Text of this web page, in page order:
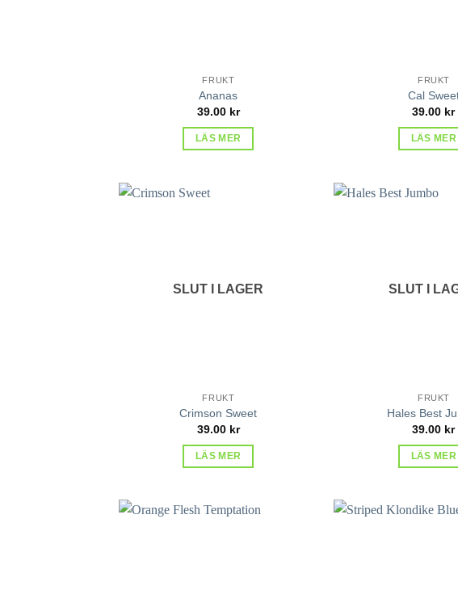
FRUKT
Ananas
39.00 kr
LÄS MER
FRUKT
Cal
39.00 kr
LÄS MER
SLUT I LAGER
FRUKT
Crimson Sweet
39.00 kr
LÄS MER
SLUT I
FRUKT
Hales Best
39.00 kr
LÄS MER